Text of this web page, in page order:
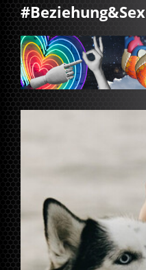
#Beziehung&Sex